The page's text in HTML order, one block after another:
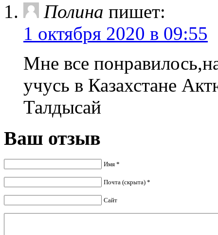
Полина пишет:
1 октября 2020 в 09:55
Мне все
учусь в Казахстане
Талдысай
Ваш отзыв
Имя *
Почта (скрыта) *
Сайт